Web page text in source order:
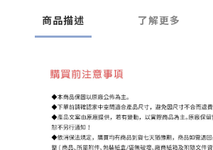
商品描述 了解更多